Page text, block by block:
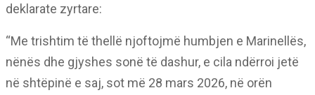
deklarate zyrtare:
“Me trishtim të thellë njoftojmë humbjen e Marinellës,
nënës dhe gjyshes sonë të dashur, e cila ndërroi jetë
në shtëpinë e saj, sot më 28 mars 2026, në orën